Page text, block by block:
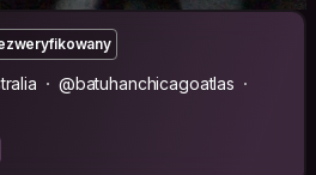
@batuhanchicagoatlas